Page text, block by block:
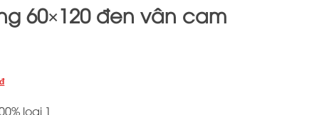
60×120 đen vân cam
₫Giá
loại 1